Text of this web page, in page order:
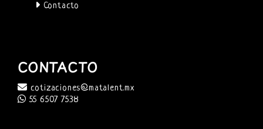
Contacto
CONTACTO
cotizaciones@matalent.mx
55 6507 7538